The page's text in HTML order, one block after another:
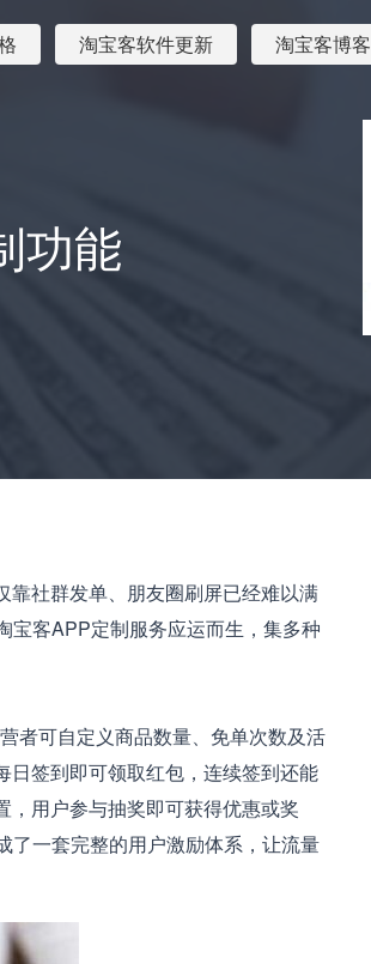
淘宝客博客
淘宝客软件更新
功能
社群发单、朋友圈刷屏已经难以满
宝客APP定制服务应运而生，集多种
可自定义商品数量、免单次数及活
日签到即可领取红包，连续签到还能
用户参与抽奖即可获得优惠或奖
了一套完整的用户激励体系，让流量